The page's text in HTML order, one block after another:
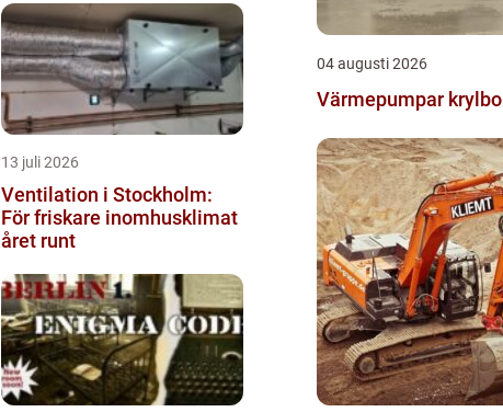
13 juli 2026
Ventilation i Stockholm:
För friskare inomhusklimat
året runt
04 augusti 2026
Värmepumpar krylbo